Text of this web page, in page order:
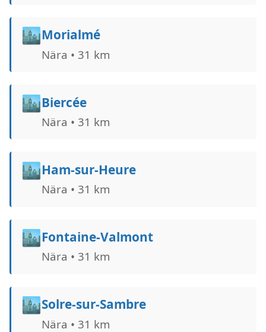
🏙️Morialmé
Nära • 31 km
🏙️Biercée
Nära • 31 km
🏙️Ham-sur-Heure
Nära • 31 km
🏙️Fontaine-Valmont
Nära • 31 km
🏙️Solre-sur-Sambre
Nära • 31 km